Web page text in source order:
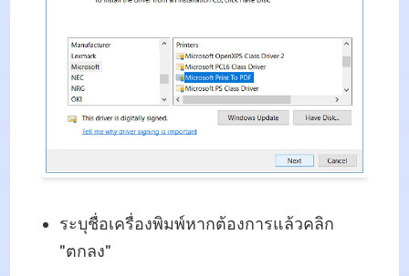
ระบุชื่อเครื่องพิมพ์หากต้องการแล้วคลิก
"ตกลง"